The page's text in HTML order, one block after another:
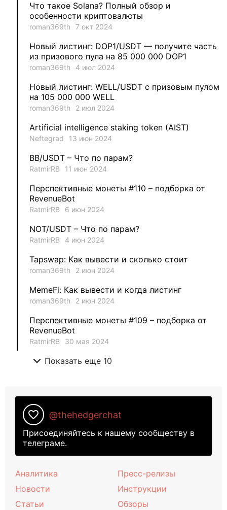
Evgeniy 3
aleksandr-es 2
Jevick 1
MysticalEnergyNFT 1
DecimalChain 1
Ksenia 1
METAMINECRAFT
Kate_AAX 1
Что такое Solana? Полный обзор и
особенности криптовалюты
roman369th 7 окт 2024
Новый листинг: DOP1/USDT — получите часть
из призового пула на 85 000 000 DOP1
roman369th 4 июл 2024
Новый листинг: WELL/USDT с призовым пулом
на 105 000 000 WELL
roman369th 2 июл 2024
Artificial intelligence staking token (AIST)
Neftegrad 13 июн 2024
BB/USDT – Что по парам?
RatmirRB 11 июн 2024
Перспективные монеты #110 – подборка от
RevenueBot
RatmirRB 6 июн 2024
NOT/USDT – Что по парам?
RatmirRB 4 июн 2024
Tapswap: Как вывести и сколько стоит
roman369th 2 июн 2024
MemeFi: Как вывести и когда листинг
roman369th 2 июн 2024
Перспективные монеты #109 – подборка от
RevenueBot
RatmirRB 30 мая 2024
expand_more Показать еще 10
favorite_border @thehedgerchat
Присоединяйтесь к нашему сообществу в
телеграме.
Аналитика
Новости
Статьи
Пресс-релизы
Инструкции
Обзоры